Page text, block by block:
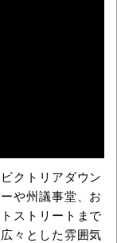
クトリアダウン
や州議事堂、お
ストリートまで
々とした雰囲気